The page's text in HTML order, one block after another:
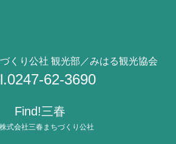
くり公社 観光部／みはる観光協会
62-3690
Find!三春
会社三春まちづくり公社